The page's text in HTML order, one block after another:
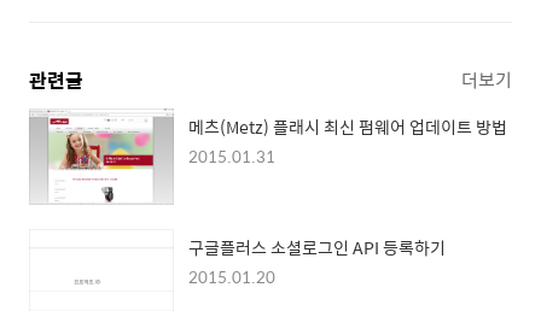
관련글 더보기
메츠(Metz) 플래시 최신 펌웨어 업데이트 방법
2015.01.31
구글플러스 소셜로그인 API 등록하기
2015.01.20